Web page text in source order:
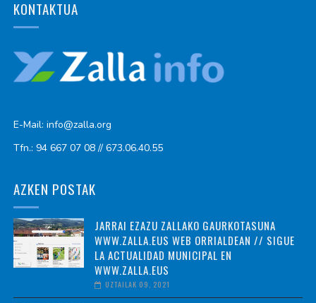
KONTAKTUA
E-Mail: info@zalla.org
Tfn.: 94 667 07 08 // 673.06.40.55
AZKEN POSTAK
JARRAI EZAZU ZALLAKO GAURKOTASUNA
WWW.ZALLA.EUS WEB ORRIALDEAN // SIGUE
LA ACTUALIDAD MUNICIPAL EN
WWW.ZALLA.EUS
UZTAILAK 09, 2021